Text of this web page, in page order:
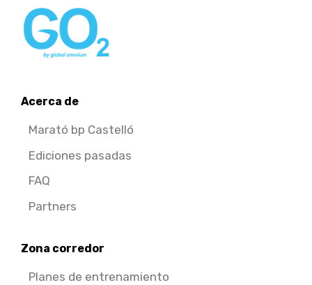
Acerca de
Marató bp Castelló
Ediciones pasadas
FAQ
Partners
Zona corredor
Planes de entrenamiento